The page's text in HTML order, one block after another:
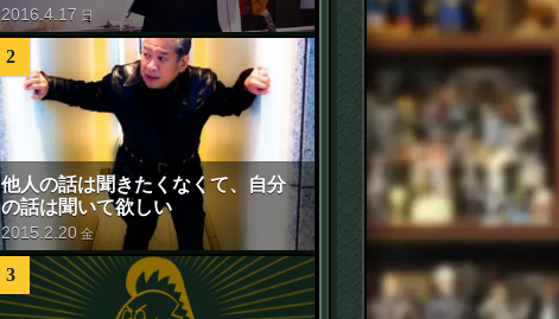
2016 .4.17 日
2
他人の話は聞きたくなくて、自分
の話は聞いて欲しい
2015 2 20 金
3